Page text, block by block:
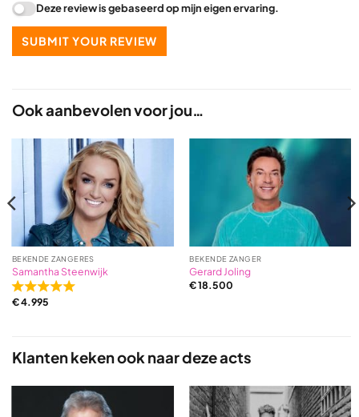
Ook aanbevolen voor jou…
BEKENDE ZANGERES
Samantha Steenwijk
Rated
5,0
5
based
on
ratings
€4.995
BEKENDE ZANGER
Gerard Joling
€18.500
Klanten keken ook naar deze acts
Deze review is gebaseerd op mijn eigen ervaring.
SUBMIT YOUR REVIEW